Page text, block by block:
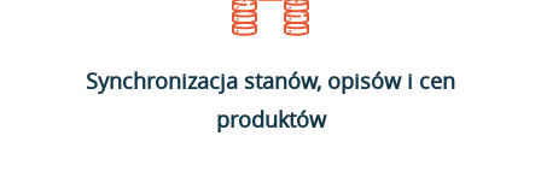
Synchronizacja stanów, opisów i cen
produktów